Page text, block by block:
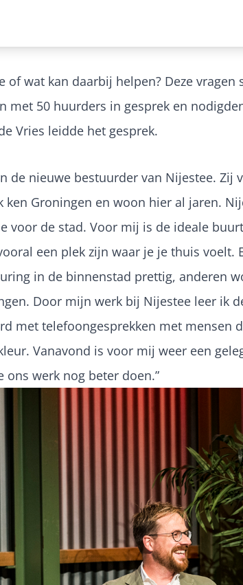
of wat kan daarbij helpen? Deze
met 50 huurders in gesprek en
Vries leidde het gesprek.
de nieuwe bestuurder van Nijestee.
ken Groningen en woon hier al jaren.
voor de stad. Voor mij is de ideale
een plek zijn waar je je thuis
in de binnenstad prettig, anderen
Door mijn werk bij Nijestee leer ik
met telefoongesprekken met mensen
Vanavond is voor mij weer een
ons werk nog beter doen.”